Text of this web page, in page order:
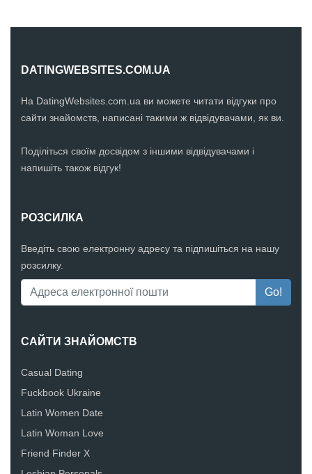
DATINGWEBSITES.COM.UA
На DatingWebsites.com.ua ви можете читати відгуки про
сайти знайомств, написані такими ж відвідувачами, як ви.
Поділіться своїм досвідом з іншими відвідувачами і
напишіть також відгук!
РОЗСИЛКА
Введіть свою електронну адресу та підпишіться на нашу
розсилку.
САЙТИ ЗНАЙОМСТВ
Casual Dating
Fuckbook Ukraine
Latin Women Date
Latin Woman Love
Friend Finder X